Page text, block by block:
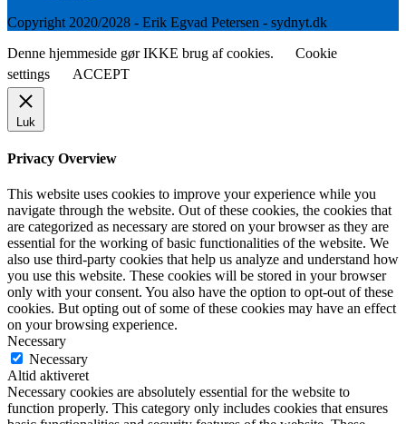
Copyright 2020/2028 - Erik Egvad Petersen - sydnyt.dk
Denne hjemmeside gør IKKE brug af cookies.
Cookie
settings
ACCEPT
Luk
Privacy Overview
This website uses cookies to improve your experience while you
navigate through the website. Out of these cookies, the cookies that
are categorized as necessary are stored on your browser as they are
essential for the working of basic functionalities of the website. We
also use third-party cookies that help us analyze and understand how
you use this website. These cookies will be stored in your browser
only with your consent. You also have the option to opt-out of these
cookies. But opting out of some of these cookies may have an effect
on your browsing experience.
Necessary
Necessary
Altid aktiveret
Necessary cookies are absolutely essential for the website to
function properly. This category only includes cookies that ensures